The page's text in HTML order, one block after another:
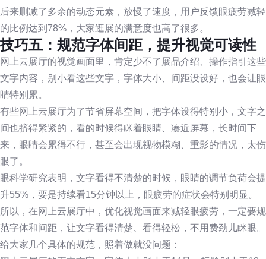
后来删减了多余的动态元素，放慢了速度，用户反馈眼疲劳减轻
的比例达到78%，大家逛展的满意度也高了很多。
技巧五：规范字体间距，提升视觉可读性
网上云展厅的视觉画面里，肯定少不了展品介绍、操作指引这些
文字内容，别小看这些文字，字体大小、间距没设好，也会让眼
睛特别累。
有些网上云展厅为了节省屏幕空间，把字体设得特别小，文字之
间也挤得紧紧的，看的时候得眯着眼睛、凑近屏幕，长时间下
来，眼睛会累得不行，甚至会出现视物模糊、重影的情况，太伤
眼了。
眼科学研究表明，文字看得不清楚的时候，眼睛的调节负荷会提
升55%，要是持续看15分钟以上，眼疲劳的症状会特别明显。
所以，在网上云展厅中，优化视觉画面来减轻眼疲劳，一定要规
范字体和间距，让文字看得清楚、看得轻松，不用费劲儿眯眼。
给大家几个具体的规范，照着做就没问题：